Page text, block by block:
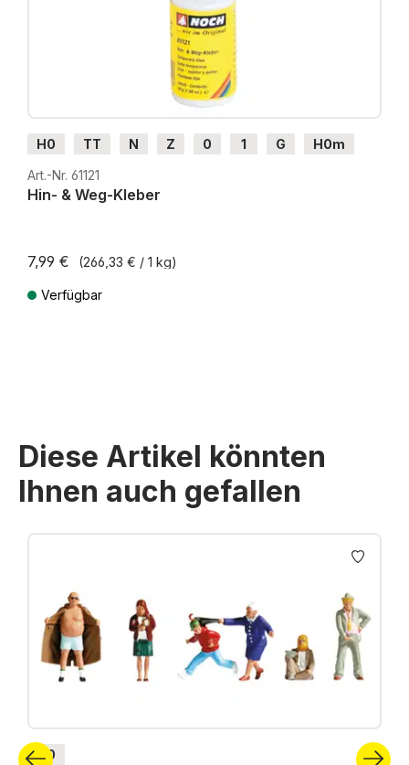
H0 TT N Z 0 1 G
H0m
H0e
Art.-Nr. 61121
Hin- & Weg-Kleber
7,99 € (266,33 € / 1 kg)
Verfügbar
Diese Artikel könnten
Ihnen auch gefallen
Produktgalerie überspringen
H0